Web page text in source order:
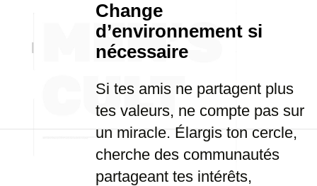
Change
d’environnement si
nécessaire
Si tes amis ne partagent plus
tes valeurs, ne compte pas sur
un miracle. Élargis ton cercle,
cherche des communautés
partageant tes intérêts,